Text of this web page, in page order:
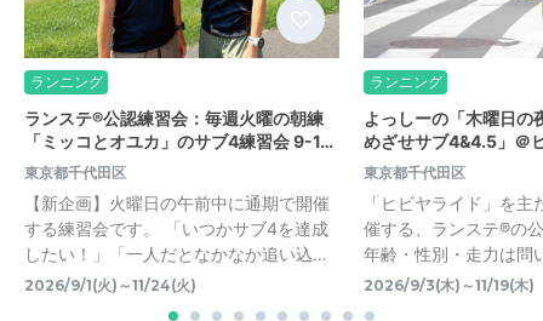
ランニング
ランステ®公認練習会：毎週火曜の朝練
「ミッコとオユカ」のサブ4練習会 9-1…
東京都千代田区
【新企画】火曜日の午前中に通期で開催
する練習会です。 「いつかサブ4を達成
したい！」「一人だとなかなか追い込…
2026/9/1(火)～11/24(火)
ランニング
よっしーの「木曜日の
めざせサブ4&4.5」＠
東京都千代田区
「ヒビヤライド」を
催する、ランステ®の
年齢・性別・走力は問
2026/9/3(木)～11/19(木)